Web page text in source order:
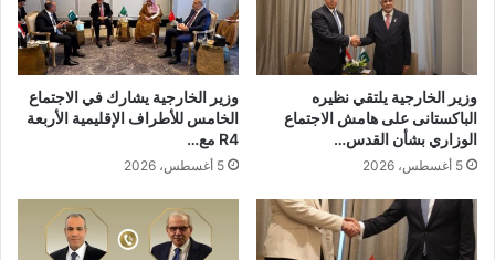
وزير الخارجية يلتقي نظيره
الباكستانى على هامش الاجتماع
الوزاري بشأن القدس…
5 أغسطس، 2026
وزير الخارجية يشارك في الاجتماع
الخامس للأطراف الإقليمية الأربعة
R4 مع…
5 أغسطس، 2026